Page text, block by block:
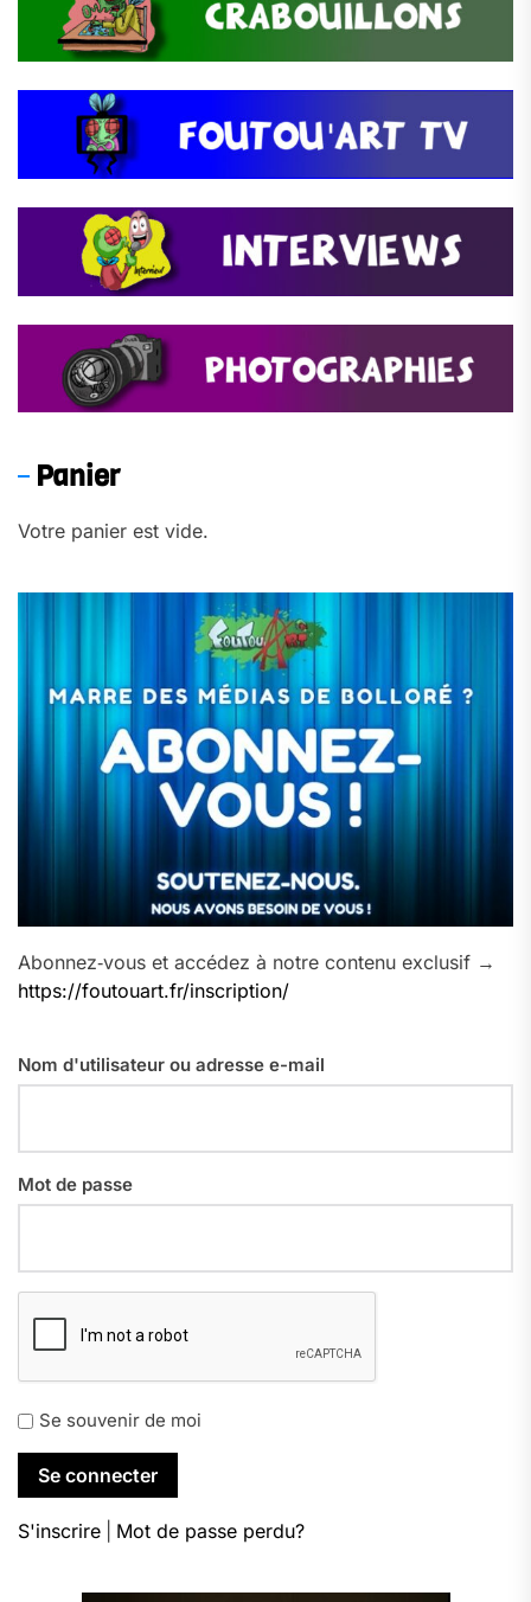
Panier
Votre panier est vide.
Abonnez‑vous et accédez à notre contenu exclusif →
https://foutouart.fr/inscription/
Nom d'utilisateur ou adresse e-mail
Mot de passe
Se souvenir de moi
S'inscrire Mot de passe perdu?